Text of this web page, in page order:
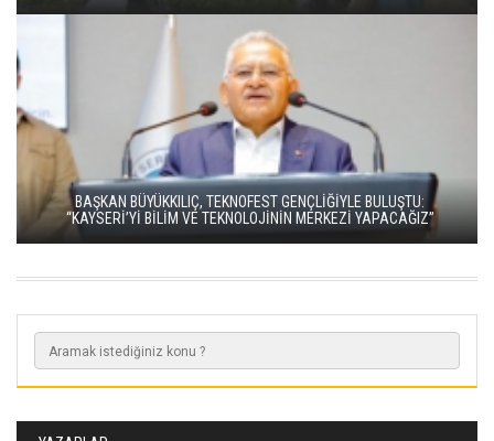
BAŞKAN BÜYÜKKILIÇ, TEKNOFEST GENÇLİĞİYLE BULUŞTU:
“KAYSERİ’Yİ BİLİM VE TEKNOLOJİNİN MERKEZİ YAPACAĞIZ”